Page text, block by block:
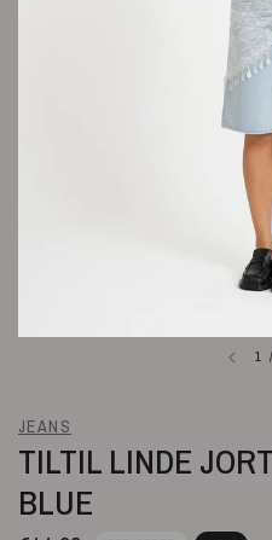
1 /
JEANS
TILTIL LINDE
BLUE